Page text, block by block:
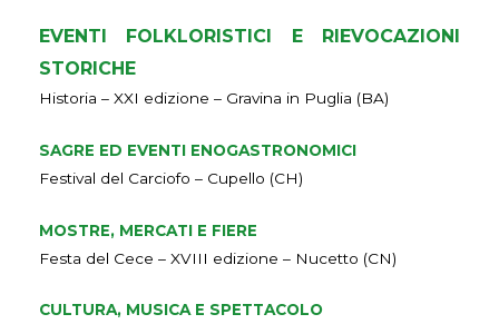
EVENTI FOLKLORISTICI E RIEVOCAZIONI
STORICHE
Historia – XXI edizione – Gravina in Puglia (BA)
SAGRE ED EVENTI ENOGASTRONOMICI
Festival del Carciofo – Cupello (CH)
MOSTRE, MERCATI E FIERE
Festa del Cece – XVIII edizione – Nucetto (CN)
CULTURA, MUSICA E SPETTACOLO